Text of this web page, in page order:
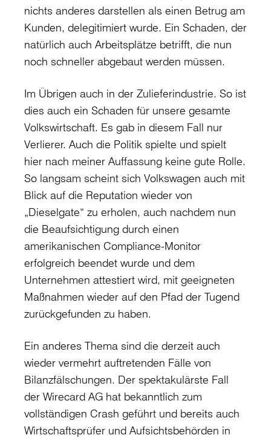
nichts anderes darstellen als einen Betrug am
Kunden, delegitimiert wurde. Ein Schaden, der
natürlich auch Arbeitsplätze betrifft, die nun
noch schneller abgebaut werden müssen.
Im Übrigen auch in der Zulieferindustrie. So ist
dies auch ein Schaden für unsere gesamte
Volkswirtschaft. Es gab in diesem Fall nur
Verlierer. Auch die Politik spielte und spielt
hier nach meiner Auffassung keine gute Rolle.
So langsam scheint sich Volkswagen auch mit
Blick auf die Reputation wieder von
„Dieselgate“ zu erholen, auch nachdem nun
die Beaufsichtigung durch einen
amerikanischen Compliance-Monitor
erfolgreich beendet wurde und dem
Unternehmen attestiert wird, mit geeigneten
Maßnahmen wieder auf den Pfad der Tugend
zurückgefunden zu haben.
Ein anderes Thema sind die derzeit auch
wieder vermehrt auftretenden Fälle von
Bilanzfälschungen. Der spektakulärste Fall
der Wirecard AG hat bekanntlich zum
vollständigen Crash geführt und bereits auch
Wirtschaftsprüfer und Aufsichtsbehörden in